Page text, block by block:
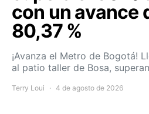
con un avance
80,37 %
¡Avanza el Metro de Bogotá!
al patio taller de Bosa,
Terry Loui 4 de agosto de 2026